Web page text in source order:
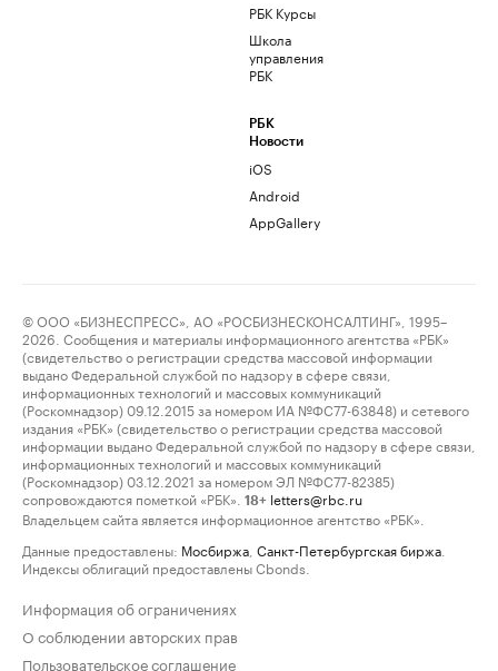
РБК Курсы
Школа
управления
РБК
РБК
Новости
iOS
Android
AppGallery
© ООО «БИЗНЕСПРЕСС», АО «РОСБИЗНЕСКОНСАЛТИНГ», 1995–
2026. Сообщения и материалы информационного агентства «РБК»
(свидетельство о регистрации средства массовой информации
выдано Федеральной службой по надзору в сфере связи,
информационных технологий и массовых коммуникаций
(Роскомнадзор) 09.12.2015 за номером ИА №ФС77-63848) и сетевого
издания «РБК» (свидетельство о регистрации средства массовой
информации выдано Федеральной службой по надзору в сфере связи,
информационных технологий и массовых коммуникаций
(Роскомнадзор) 03.12.2021 за номером ЭЛ №ФС77-82385)
сопровождаются пометкой «РБК».
18+ letters@rbc.ru
Владельцем сайта является информационное агентство «РБК».
Данные предоставлены: Мосбиржа Санкт-Петербургская биржа
Индексы облигаций предоставлены Cbonds.
Информация об ограничениях
О соблюдении авторских прав
Пользовательское соглашение